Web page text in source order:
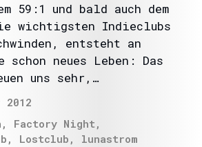
59:1 und bald auch dem
wichtigsten Indieclubs
entsteht an
neues Leben: Das
uns sehr,…
2012
, Factory Night ,
, Lostclub , lunastrom